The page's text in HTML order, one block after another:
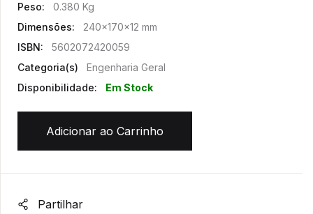
Peso:
0.380 Kg
Dimensões:
240x170x12 mm
ISBN:
5602072420059
Categoria(s)
Engenharia Geral
Disponibilidade:
Em Stock
Adicionar ao Carrinho
Partilhar